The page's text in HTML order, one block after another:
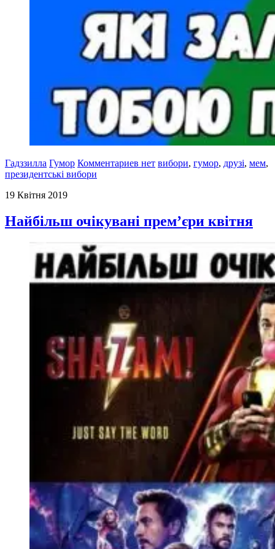
Гадззилла Гумор Комментариев нет вибори, гумор, друзі, мем,
президентські вибори
19 Квітня 2019
Найбільш очікувані прем’єри квітня